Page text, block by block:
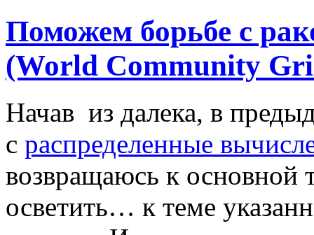
Поможем борьбе с
(World Community
Начав из далека, в
с распределенные
возвращаюсь к основной
осветить… к теме